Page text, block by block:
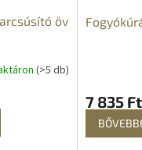
öv
(>5 db)
7 835 Ft